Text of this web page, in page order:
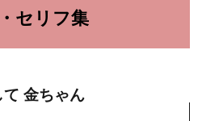
セリフ集
て 金ちゃん